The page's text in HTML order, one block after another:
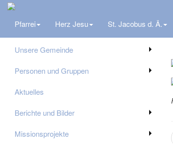
Pfarrei Herz Jesu St. Jacobus d. Ä.
Herzlich Willkommen auf der Homepage der Pfarrei
Menü Gemeinde St. Suitbertus
Unsere Gemeinde
Personen und Gruppen
Aktuelles
Berichte und Bilder
Missionsprojekte